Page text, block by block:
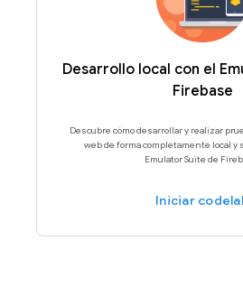
Desarrollo local con el
Firebase
Descubre cómo desarrollar y realizar
web de forma completamente local y
Emulator Suite de
Iniciar